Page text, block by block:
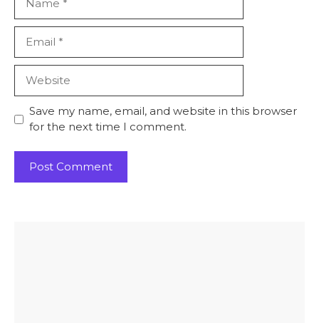
Save my name, email, and website in this browser
for the next time I comment.